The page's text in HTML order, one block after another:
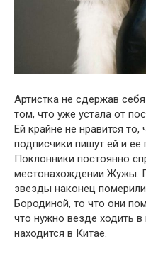
Артистка не сдержав
том, что уже устала от
Ей крайне не нравится
подписчики пишут ей и
Поклонники постоянно
местонахождении Жужы.
звезды наконец
Бородиной, то что они
что нужно везде ходить
находится в Китае.